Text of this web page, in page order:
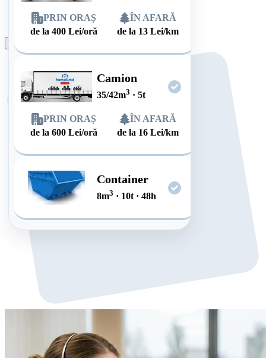
PRIN ORAȘ
de la400 Lei/oră
ÎN AFARĂ
de la 13 Lei/km
Camion
35/42m3 · 5t
PRIN ORAȘ
de la600 Lei/oră
ÎN AFARĂ
de la 16 Lei/km
Container
8m3 · 10t · 48h
Plasează comanda